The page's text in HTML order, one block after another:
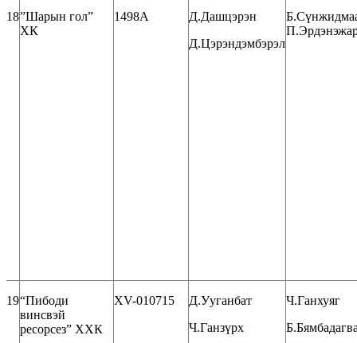
18”Шарын гол”
ХК
1498А
Д.Дашцэрэн
Д.Цэрэндэмбэрэл
19“Пибоди
винсвэй
ресорсез” ХХК
XV-010715
Д.Ууганбат
Ч.Ганзүрх
Ч.Ганхуяг